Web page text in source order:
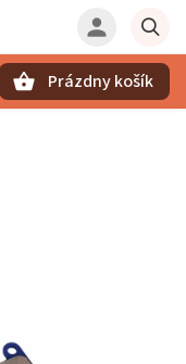
Prázdny košík